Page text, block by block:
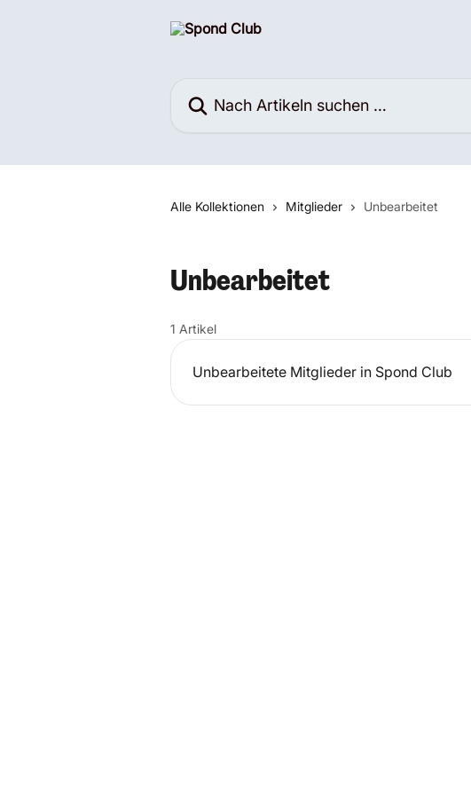
Alle Kollektionen Mitglieder Unbearbeitet
Unbearbeitet
1 Artikel
Unbearbeitete Mitglieder in Spond Club